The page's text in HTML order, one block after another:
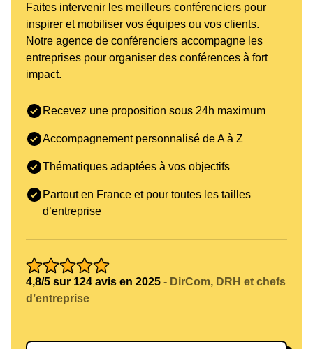
Faites intervenir les meilleurs conférenciers pour
inspirer et mobiliser vos équipes ou vos clients.
Notre agence de conférenciers accompagne les
entreprises pour organiser des conférences à fort
impact.
Recevez une proposition sous 24h maximum
Accompagnement personnalisé de A à Z
Thématiques adaptées à vos objectifs
Partout en France et pour toutes les tailles
d’entreprise
4,8/5 sur 124 avis en 2025 - DirCom, DRH et chefs
d’entreprise